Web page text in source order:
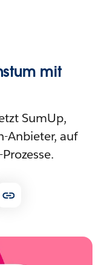
mit
SumUp,
Anbieter, auf